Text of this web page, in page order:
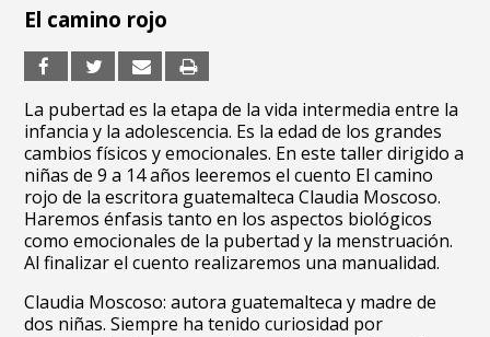
El camino rojo
La pubertad es la etapa de la vida intermedia entre la
infancia y la adolescencia. Es la edad de los grandes
cambios físicos y emocionales. En este taller dirigido a
niñas de 9 a 14 años leeremos el cuento El camino
rojo de la escritora guatemalteca Claudia Moscoso.
Haremos énfasis tanto en los aspectos biológicos
como emocionales de la pubertad y la menstruación.
Al finalizar el cuento realizaremos una manualidad.
Claudia Moscoso: autora guatemalteca y madre de
dos niñas. Siempre ha tenido curiosidad por